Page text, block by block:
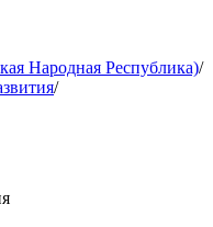
Народная Республика)/
/